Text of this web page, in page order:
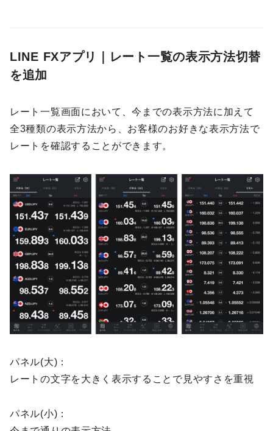
LINE FXアプリ｜
レート一覧の表示方法切替
を追加
レート一覧画面において、今までの表示方法に加えて
全3種類の表示方法から、お客様のお好きな表示方法で
レートを確認することができます。
パネル(大)：
レートの文字を大きく表示することで見やすさを重視
パネル(小)：